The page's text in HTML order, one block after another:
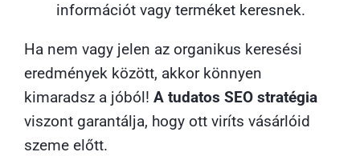
információt vagy terméket keresnek.
Ha nem vagy jelen az organikus keresési
eredmények között, akkor könnyen
kimaradsz a jóból! A tudatos SEO stratégia
viszont garantálja, hogy ott viríts vásárlóid
szeme előtt.